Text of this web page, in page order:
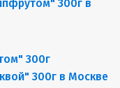
300г